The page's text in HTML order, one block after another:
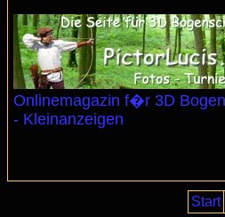
Onlinemagazin f�r 3D
- Kleinanzeigen
Start